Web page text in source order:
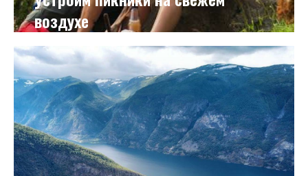
воздухе